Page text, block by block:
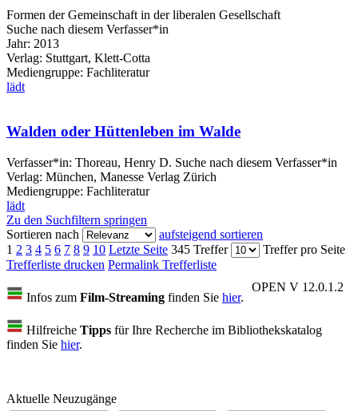
Formen der Gemeinschaft in der liberalen Gesellschaft
Suche nach diesem Verfasser*in
Jahr: 2013
Verlag: Stuttgart, Klett-Cotta
Mediengruppe: Fachliteratur
lädt
Walden oder Hüttenleben im Walde
Verfasser*in: Thoreau, Henry D. Suche nach diesem Verfasser*in
Verlag: München, Manesse Verlag Zürich
Mediengruppe: Fachliteratur
lädt
Zu den Suchfiltern springen
Sortieren nach
aufsteigend sortieren
1 2 3 4 5 6 7 8 9 10 Letzte Seite 345 Treffer
Treffer pro Seite
Trefferliste drucken Permalink Trefferliste
OPEN V 12.0.1.2
Infos zum Film-Streaming finden Sie hier.
Hilfreiche Tipps für Ihre Recherche im Bibliothekskatalog
finden Sie hier.
Aktuelle Neuzugänge